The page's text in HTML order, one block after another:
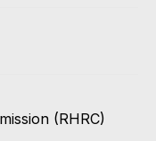
(RHRC)